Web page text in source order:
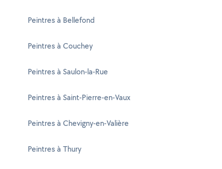
Peintres à Bellefond
Peintres à Couchey
Peintres à Saulon-la-Rue
Peintres à Saint-Pierre-en-Vaux
Peintres à Chevigny-en-Valière
Peintres à Thury